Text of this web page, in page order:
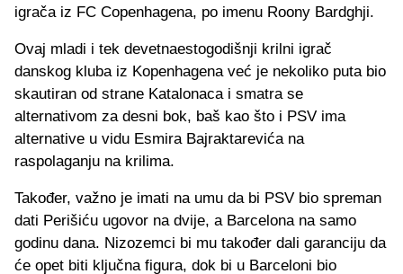
igrača iz FC Copenhagena, po imenu Roony Bardghji.
Ovaj mladi i tek devetnaestogodišnji krilni igrač
danskog kluba iz Kopenhagena već je nekoliko puta bio
skautiran od strane Katalonaca i smatra se
alternativom za desni bok, baš kao što i PSV ima
alternative u vidu Esmira Bajraktarevića na
raspolaganju na krilima.
Također, važno je imati na umu da bi PSV bio spreman
dati Perišiću ugovor na dvije, a Barcelona na samo
godinu dana. Nizozemci bi mu također dali garanciju da
će opet biti ključna figura, dok bi u Barceloni bio